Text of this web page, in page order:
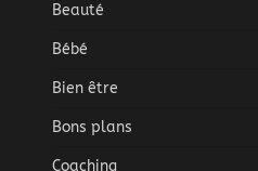
Beauté
Bébé
Bien être
Bons plans
Coaching